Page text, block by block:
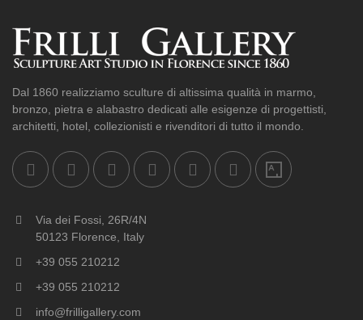
Dal 1860 realizziamo sculture di altissima qualità in marmo,
bronzo, pietra e alabastro dedicati alle esigenze di progettisti,
architetti, hotel, collezionisti e rivenditori di tutto il mondo.
Via dei Fossi, 26R/4N
50123 Florence, Italy
+39 055 210212
+39 055 210212
info@frilligallery.com